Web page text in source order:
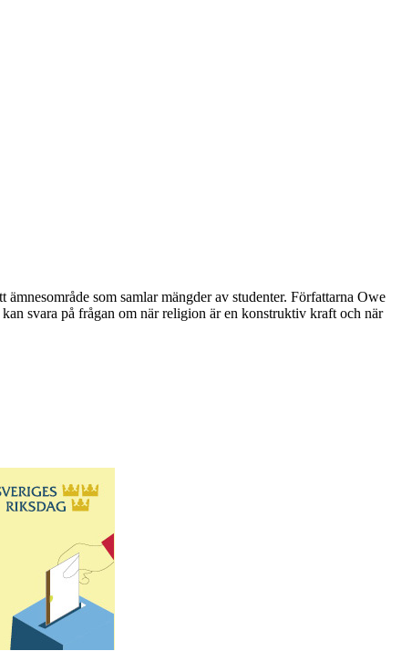
som samlar mängder av studenter. Författarna Owe
svara på frågan om när religion är en konstruktiv kraft och när